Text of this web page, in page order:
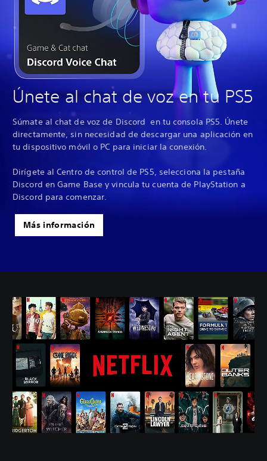
Únete al chat de voz en tu PS5
Súmate al chat de voz de Discord en tu consola PS5. Únete
directamente, sin necesidad de descargar una aplicación en
tu dispositivo móvil o PC para iniciar la conexión.
Dirígete al Centro de control de PS5, selecciona la pestaña
Discord en Game Base y vincula tu cuenta de PlayStation a
Discord para comenzar.
Más información